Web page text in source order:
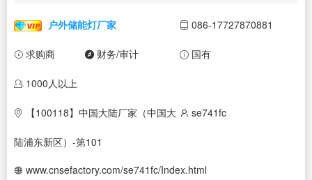
户外储能灯厂家 086-17727870881
求购商 财务/审计 国有
1000人以上
【100118】中国大陆厂家（中国大
陆浦东新区）-第101
se741fc
www.cnsefactory.com/se741fc/Index.html